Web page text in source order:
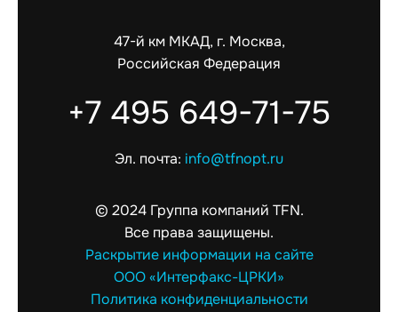
+7 495 649-71-75
Эл. почта: info@tfnopt.ru
47-й км МКАД, г. Москва,
Российская Федерация
© 2024 Группа компаний TFN.
Все права защищены.
Раскрытие информации на сайте
ООО «Интерфакс-ЦРКИ»
Политика конфиденциальности